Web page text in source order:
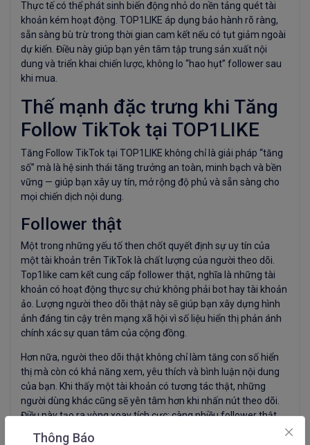
Thực tế có thể phát sinh biến động nhỏ do nền tảng quét tài
khoản kém hoạt động. TOP1LIKE áp dụng bảo hành rõ ràng,
sẵn sàng bù trừ trong thời gian cam kết nếu có tụt giảm ngoài
dự kiến. Điều này giúp bạn yên tâm tập trung sản xuất nội
dung và triển khai chiến lược, không lo “hao hụt” follower sau
khi mua.
Thế mạnh đặc trưng khi Tăng
Follow TikTok tại TOP1LIKE
Tăng Follow TikTok tại TOP1LIKE không chỉ là giải pháp “tăng
số” mà là hệ sinh thái tăng trưởng an toàn, minh bạch và bền
vững — giúp bạn xây uy tín, mở rộng độ phủ và sẵn sàng cho
mọi chiến dịch nội dung.
Follower thật
Một trong những yếu tố then chốt quyết định sự uy tín của
một tài khoản trên TikTok là chất lượng của người theo dõi.
Top1like cam kết cung cấp follower thật, nghĩa là những tài
khoản có hoạt động thực sự chứ không phải bot hay tài khoản
ảo. Lượng người theo dõi thật này sẽ giúp bạn xây dựng hình
ảnh đáng tin cậy trên mạng xã hội vì số liệu hiển thị phản ánh
chính xác sự quan tâm của cộng đồng.
Hơn nữa, người theo dõi thật không chỉ làm tăng con số hiển
thị mà còn có khả năng xem, yêu thích và bình luận nội dung
của bạn. Khi thấy một tài khoản có tương tác thật, những
người dùng khác cũng sẽ yên tâm hơn khi nhấn nút theo dõi.
Điều này tạo ra vòng xoay tích cực: càng nhiều follower thật,
Thông Báo